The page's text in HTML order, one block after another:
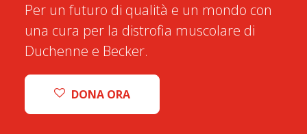
Per un futuro di qualità e un mondo con
una cura per la distrofia muscolare di
Duchenne e Becker.
DONA ORA